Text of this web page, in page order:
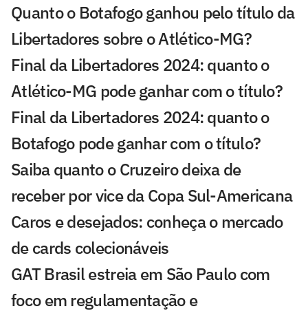
Quanto o Botafogo ganhou pelo título da
Libertadores sobre o Atlético-MG?
Final da Libertadores 2024: quanto o
Atlético-MG pode ganhar com o título?
Final da Libertadores 2024: quanto o
Botafogo pode ganhar com o título?
Saiba quanto o Cruzeiro deixa de
receber por vice da Copa Sul-Americana
Caros e desejados: conheça o mercado
de cards colecionáveis
GAT Brasil estreia em São Paulo com
foco em regulamentação e